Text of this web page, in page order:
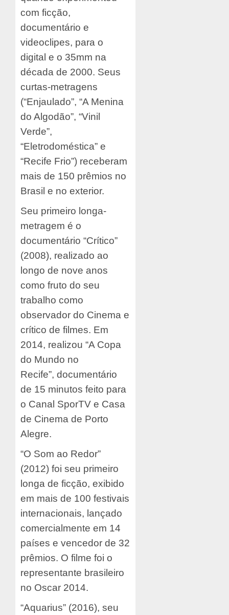
com ficção,
documentário e
videoclipes, para o
digital e o 35mm na
década de 2000. Seus
curtas-metragens
(“Enjaulado”, “A Menina
do Algodão”, “Vinil
Verde”,
“Eletrodoméstica” e
“Recife Frio”) receberam
mais de 150 prêmios no
Brasil e no exterior.
Seu primeiro longa-
metragem é o
documentário “Crítico”
(2008), realizado ao
longo de nove anos
como fruto do seu
trabalho como
observador do Cinema e
crítico de filmes. Em
2014, realizou “A Copa
do Mundo no
Recife”, documentário
de 15 minutos feito para
o Canal SporTV e Casa
de Cinema de Porto
Alegre.
“O Som ao Redor”
(2012) foi seu primeiro
longa de ficção, exibido
em mais de 100 festivais
internacionais, lançado
comercialmente em 14
países e vencedor de 32
prêmios. O filme foi o
representante brasileiro
no Oscar 2014.
“Aquarius” (2016), seu